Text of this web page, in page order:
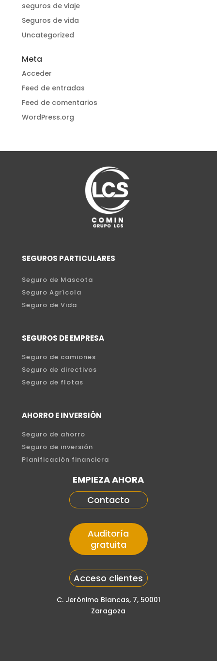
seguros de viaje
Seguros de vida
Uncategorized
Meta
Acceder
Feed de entradas
Feed de comentarios
WordPress.org
SEGUROS PARTICULARES
Seguro de Mascota
Seguro Agrícola
Seguro de Vida
SEGUROS DE EMPRESA
Seguro de camiones
Seguro de directivos
Seguro de flotas
AHORRO E INVERSIÓN
Seguro de ahorro
Seguro de inversión
Planificación financiera
EMPIEZA AHORA
Contacto
Auditoría
gratuita
Acceso clientes
C. Jerónimo Blancas, 7, 50001
Zaragoza